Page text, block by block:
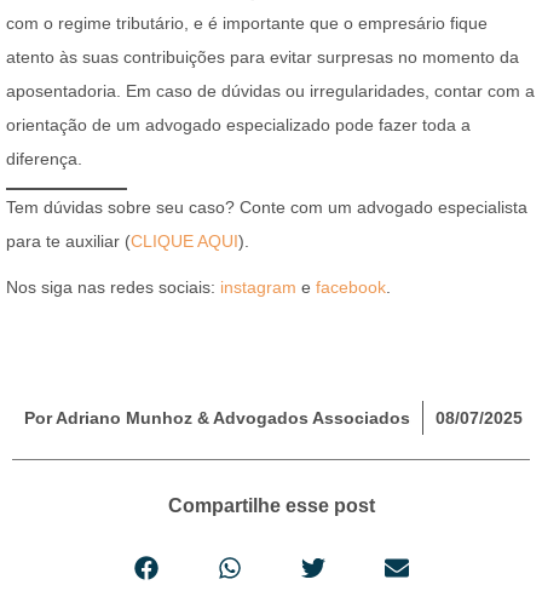
com o regime tributário, e é importante que o empresário fique
atento às suas contribuições para evitar surpresas no momento da
aposentadoria. Em caso de dúvidas ou irregularidades, contar com a
orientação de um advogado especializado pode fazer toda a
diferença.
Tem dúvidas sobre seu caso? Conte com um advogado especialista
para te auxiliar (CLIQUEAQUI).
Nos siga nas redes sociais: instagram e facebook
Por Adriano Munhoz & Advogados Associados 08/07/2025
Compartilhe esse post